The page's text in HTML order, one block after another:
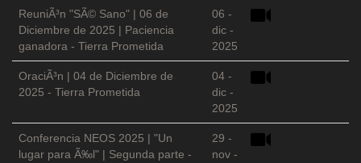
ReuniÃ³n "SÃ© Sano" | 06 de
Diciembre de 2025 | Paciencia
ganadora - Tierra Prometida
06 -
dic -
2025
OraciÃ³n | 04 de Diciembre de
2025 - Tierra Prometida
04 -
dic -
2025
Conferencia NEOS 2025 | "Un
lugar para Ã‰l" | Segunda parte -
29 -
nov -